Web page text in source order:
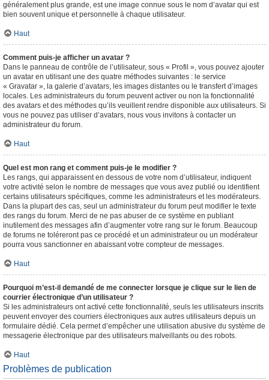
généralement plus grande, est une image connue sous le nom d’avatar qui est
bien souvent unique et personnelle à chaque utilisateur.
Haut
Comment puis-je afficher un avatar ?
Dans le panneau de contrôle de l’utilisateur, sous « Profil », vous pouvez ajouter
un avatar en utilisant une des quatre méthodes suivantes : le service
« Gravatar », la galerie d’avatars, les images distantes ou le transfert d’images
locales. Les administrateurs du forum peuvent activer ou non la fonctionnalité
des avatars et des méthodes qu’ils veuillent rendre disponible aux utilisateurs. Si
vous ne pouvez pas utiliser d’avatars, nous vous invitons à contacter un
administrateur du forum.
Haut
Quel est mon rang et comment puis-je le modifier ?
Les rangs, qui apparaissent en dessous de votre nom d’utilisateur, indiquent
votre activité selon le nombre de messages que vous avez publié ou identifient
certains utilisateurs spécifiques, comme les administrateurs et les modérateurs.
Dans la plupart des cas, seul un administrateur du forum peut modifier le texte
des rangs du forum. Merci de ne pas abuser de ce système en publiant
inutilement des messages afin d’augmenter votre rang sur le forum. Beaucoup
de forums ne toléreront pas ce procédé et un administrateur ou un modérateur
pourra vous sanctionner en abaissant votre compteur de messages.
Haut
Pourquoi m’est-il demandé de me connecter lorsque je clique sur le lien de
courrier électronique d’un utilisateur ?
Si les administrateurs ont activé cette fonctionnalité, seuls les utilisateurs inscrits
peuvent envoyer des courriers électroniques aux autres utilisateurs depuis un
formulaire dédié. Cela permet d’empêcher une utilisation abusive du système de
messagerie électronique par des utilisateurs malveillants ou des robots.
Haut
Problèmes de publication